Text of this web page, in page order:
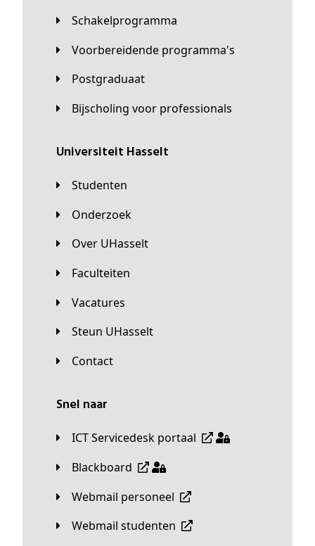
Schakelprogramma
Voorbereidende programma's
Postgraduaat
Bijscholing voor professionals
universiteit Hasselt
Studenten
Onderzoek
Over UHasselt
Faculteiten
Vacatures
Steun UHasselt
Contact
Snel naar
ICT Servicedesk portaal
Blackboard
Webmail personeel
Webmail studenten